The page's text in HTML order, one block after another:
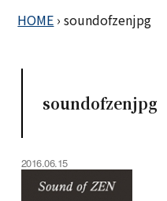
HOME › soundofzenjpg
soundofzenjpg
2016.06.15